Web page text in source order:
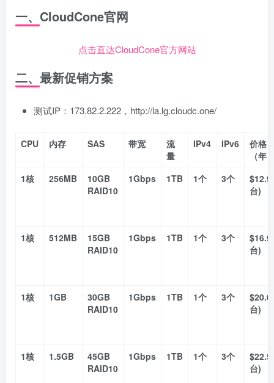
一、CloudCone官网
点击直达CloudCone官方网站
二、最新促销方案
测试IP：173.82.2.222，http://la.lg.cloudc.one/
CPU 内存 SAS 带宽
流
量
IPv4 IPv6
价格
（年
1核
256MB
10GB
RAID10
1Gbps 1TB 1个 3个
台)
1核 512MB
15GB
RAID10
1Gbps 1TB 1个 3个
台)
1核 1GB
30GB
RAID10
1Gbps 1TB 1个 3个
台)
1核 1.5GB
45GB
RAID10
1Gbps 1TB 1个 3个
台)